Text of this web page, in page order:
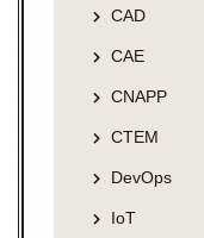
CAD
CAE
CNAPP
CTEM
DevOps
IoT